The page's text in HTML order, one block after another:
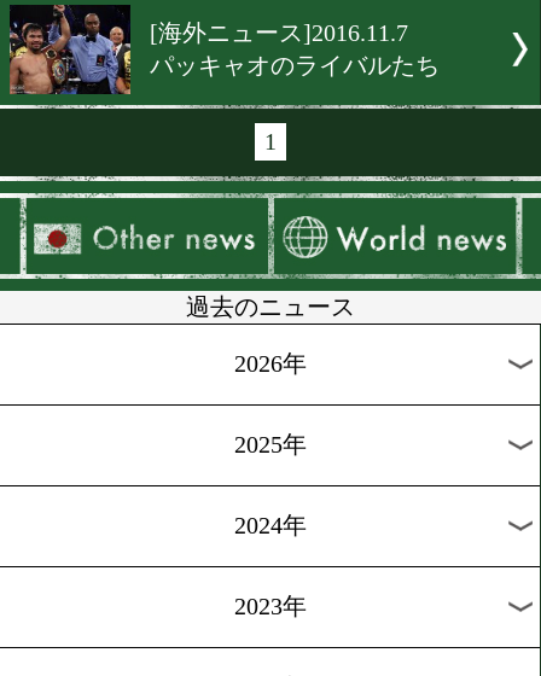
[前日計量]2016.11.26
WBO スーパーフェザー級
[ニュース]2016.11.24
パッキャオ来日、ボク議連
親
[ニュース]2016.11.17
岩佐 オッズは不利
[海外情報]2016.11.11
パッキャオがヘリで帰郷
[海外ニュース]2016.11.7